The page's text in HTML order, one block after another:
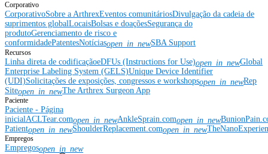
Corporativo
CorporativoSobre a ArthrexEventos comunitáriosDivulgação da cadeia de
suprimentos globalLocaisBolsas e doaçõesSegurança do
produtoGerenciamento de risco e
conformidadePatentesNotíciasopen_in_newSBA Support
Recursos
Linha direta de codificaçãoeDFUs (Instructions for Use)open_in_newGlobal
Enterprise Labeling System (GELS)Unique Device Identifier
(UDI)Solicitações de exposições, congressos e workshopsopen_in_newRep
Siteopen_in_newThe Arthrex Surgeon App
Paciente
Paciente - Página
inicialACLTear.comopen_in_newAnkleSprain.comopen_in_new
Patientopen_in_newShoulderReplacement.comopen_in_new
Empregos
Empregosopen_in_new